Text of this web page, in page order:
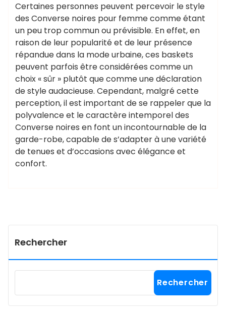
Certaines personnes peuvent percevoir le style
des Converse noires pour femme comme étant
un peu trop commun ou prévisible. En effet, en
raison de leur popularité et de leur présence
répandue dans la mode urbaine, ces baskets
peuvent parfois être considérées comme un
choix « sûr » plutôt que comme une déclaration
de style audacieuse. Cependant, malgré cette
perception, il est important de se rappeler que la
polyvalence et le caractère intemporel des
Converse noires en font un incontournable de la
garde-robe, capable de s’adapter à une variété
de tenues et d’occasions avec élégance et
confort.
Rechercher
Rechercher